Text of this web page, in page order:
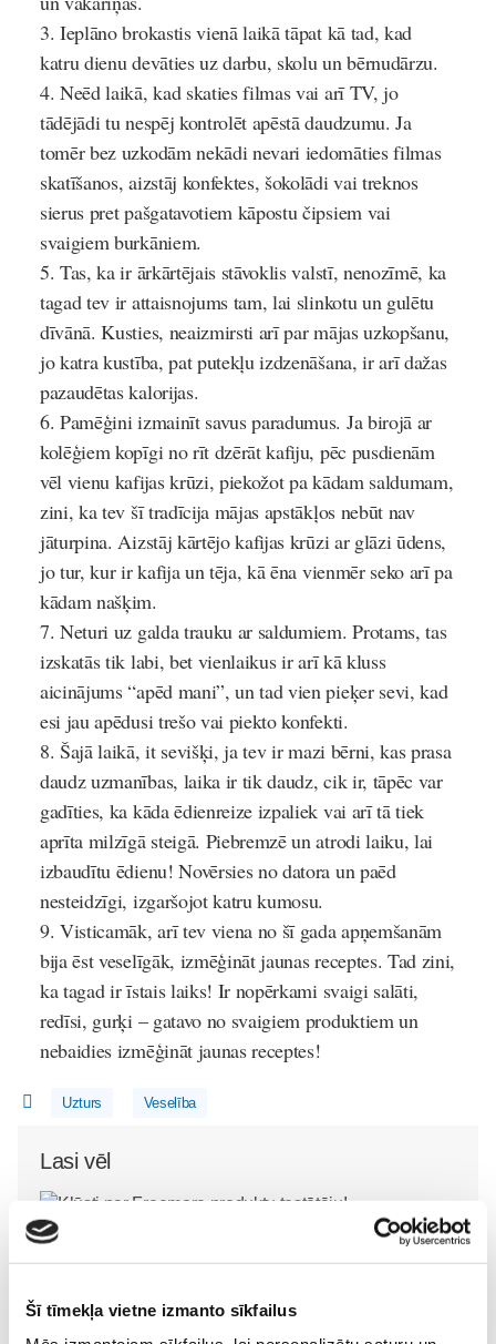
Šī tīmekļa vietne izmanto sīkfailus
Ieplāno brokastis vienā laikā tāpat kā tad, kad
katru dienu devāties uz darbu, skolu un bērnudārzu.
Neēd laikā, kad skaties filmas vai arī TV, jo
tādējādi tu nespēj kontrolēt apēstā daudzumu. Ja
tomēr bez uzkodām nekādi nevari iedomāties filmas
skatīšanos, aizstāj konfektes, šokolādi vai treknos
sierus pret pašgatavotiem kāpostu čipsiem vai
svaigiem burkāniem.
Tas, ka ir ārkārtējais stāvoklis valstī, nenozīmē, ka
tagad tev ir attaisnojums tam, lai slinkotu un gulētu
dīvānā. Kusties, neaizmirsti arī par mājas uzkopšanu,
jo katra kustība, pat putekļu izdzenāšana, ir arī dažas
pazaudētas kalorijas.
Pamēģini izmainīt savus paradumus. Ja birojā ar
kolēģiem kopīgi no rīt dzērāt kafiju, pēc pusdienām
vēl vienu kafijas krūzi, piekožot pa kādam saldumam,
zini, ka tev šī tradīcija mājas apstākļos nebūt nav
jāturpina. Aizstāj kārtējo kafijas krūzi ar glāzi ūdens,
jo tur, kur ir kafija un tēja, kā ēna vienmēr seko arī pa
kādam našķim.
Neturi uz galda trauku ar saldumiem. Protams, tas
izskatās tik labi, bet vienlaikus ir arī kā kluss
aicinājums “apēd mani”, un tad vien pieķer sevi, kad
esi jau apēdusi trešo vai piekto konfekti.
Šajā laikā, it sevišķi, ja tev ir mazi bērni, kas prasa
daudz uzmanības, laika ir tik daudz, cik ir, tāpēc var
gadīties, ka kāda ēdienreize izpaliek vai arī tā tiek
aprīta milzīgā steigā. Piebremzē un atrodi laiku, lai
izbaudītu ēdienu! Novērsies no datora un paēd
nesteidzīgi, izgaršojot katru kumosu.
Visticamāk, arī tev viena no šī gada apņemšanām
bija ēst veselīgāk, izmēģināt jaunas receptes. Tad zini,
ka tagad ir īstais laiks! Ir nopērkami svaigi salāti,
redīsi, gurķi – gatavo no svaigiem produktiem un
nebaidies izmēģināt jaunas receptes!
Uzturs Veselība
Lasi vēl
Kļūsti par Freemore produktu testētāju! Sievietēm
06. Aug 20:04